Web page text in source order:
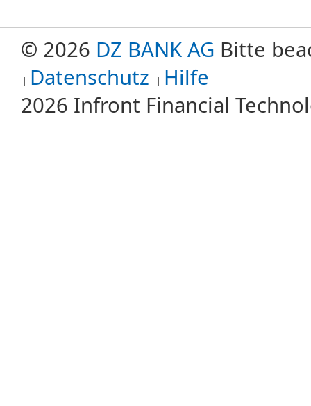
© 2026 DZ BANK AG Bitte
Datenschutz Hilfe
2026 Infront Financial